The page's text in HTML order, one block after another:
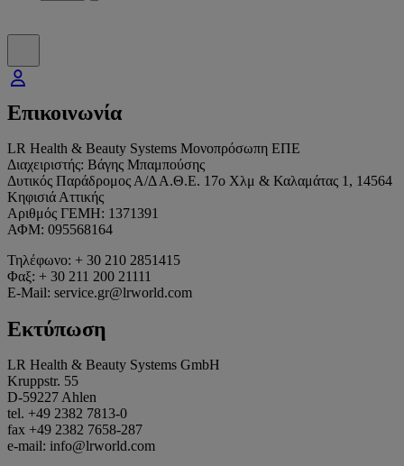
Επικοινωνία
LR Health & Beauty Systems Μονοπρόσωπη ΕΠΕ
Διαχειριστής: Βάγης Μπαμπούσης
Δυτικός Παράδρομος Α/Δ Α.Θ.Ε. 17o Χλμ & Καλαμάτας 1, 14564
Κηφισιά Αττικής
Αριθμός ΓΕΜΗ: 1371391
ΑΦΜ: 095568164
Τηλέφωνο: + 30 210 2851415
Φαξ: + 30 211 200 21111
E-Mail: service.gr@lrworld.com
Εκτύπωση
LR Health & Beauty Systems GmbH
Kruppstr. 55
D-59227 Ahlen
tel. +49 2382 7813-0
fax +49 2382 7658-287
e-mail: info@lrworld.com